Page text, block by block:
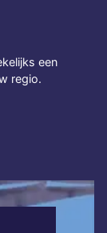
een
regio.